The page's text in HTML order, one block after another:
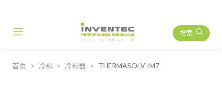
Main Navigation 搜索
首页 冷却 冷却器 THERMASOLV IM7